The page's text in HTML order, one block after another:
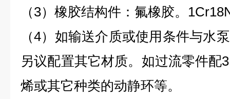
（3）橡胶结构件：氟橡胶。
（4）如输送介质或使用条件与水
另议配置其它材质。如过流零件配
烯或其它种类的动静环等。